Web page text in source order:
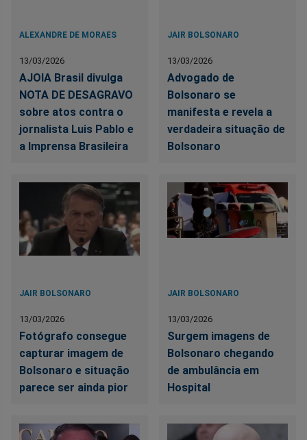
ALEXANDRE DE MORAES
13/03/2026
AJOIA Brasil divulga
NOTA DE DESAGRAVO
sobre atos contra o
jornalista Luis Pablo e
a Imprensa Brasileira
JAIR BOLSONARO
13/03/2026
Advogado de
Bolsonaro se
manifesta e revela a
verdadeira situação de
Bolsonaro
JAIR BOLSONARO
13/03/2026
Fotógrafo consegue
capturar imagem de
Bolsonaro e situação
parece ser ainda pior
JAIR BOLSONARO
13/03/2026
Surgem imagens de
Bolsonaro chegando
de ambulância em
Hospital